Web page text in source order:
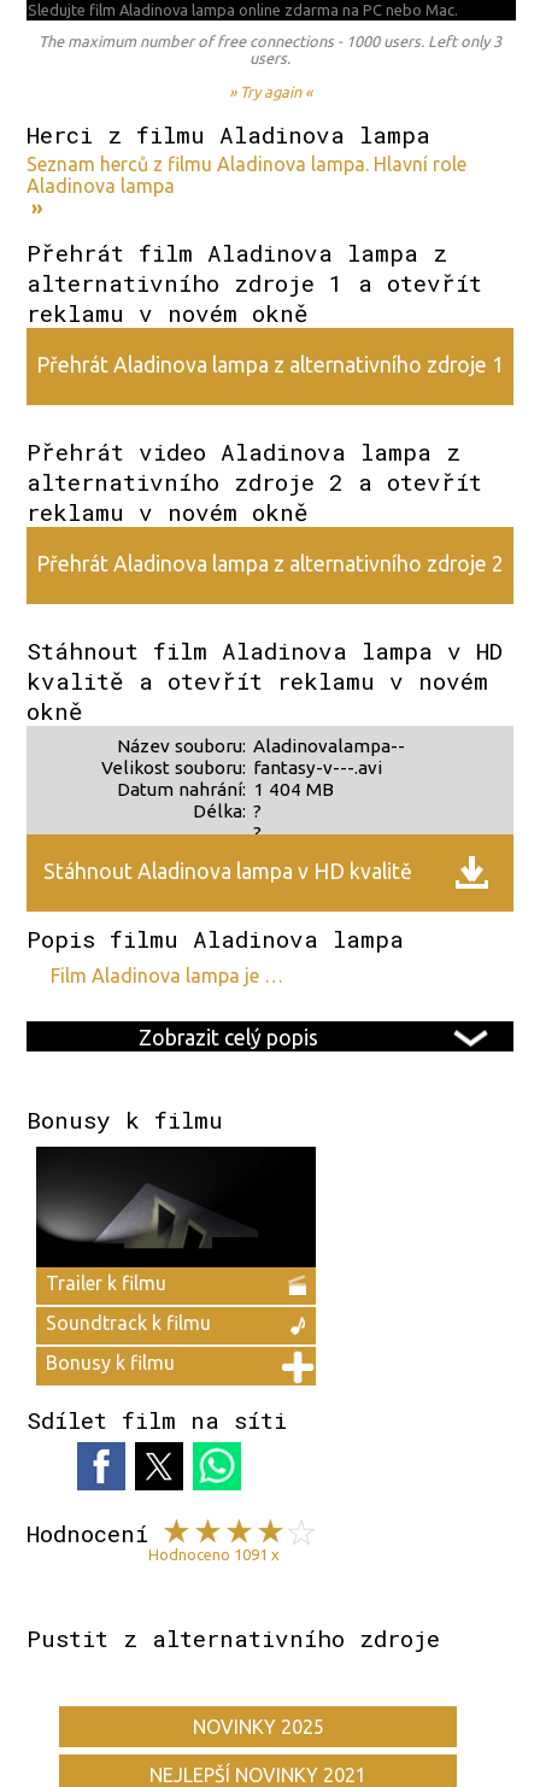
Sledujte film Aladinova lampa online zdarma naPC nebo Mac.
The maximum number of free connections - 1000 users. Left only 3
users.
» Try again «
Herci z filmu Aladinova lampa
Seznam herců z filmu Aladinova lampa. Hlavní role
Aladinova lampa
»
Přehrát film Aladinova lampa z
alternativního zdroje 1 a otevřít
reklamu v novém okně
Přehrát Aladinova lampa z alternativního zdroje 1
Přehrát video Aladinova lampa z
alternativního zdroje 2 a otevřít
reklamu v novém okně
Přehrát Aladinova lampa z alternativního zdroje 2
Stáhnout film Aladinova lampa v HD
kvalitě a otevřít reklamu v novém
okně
Název souboru:
Velikost souboru:
Datum nahrání:
Délka:
Aladinovalampa--
fantasy-v---.avi
1 404 MB
?
?
Stáhnout Aladinova lampa v HD kvalitě
Popis filmu Aladinova lampa
film Aladinova lampa je …
Zobrazit celý popis
Bonusy k filmu
Trailer k filmu
Soundtrack k filmu
Bonusy k filmu
Sdílet film na síti
Hodnocení
Hodnoceno 1091 x
Pustit z alternativního zdroje
NOVINKY 2025
NEJLEPŠÍ NOVINKY 2021